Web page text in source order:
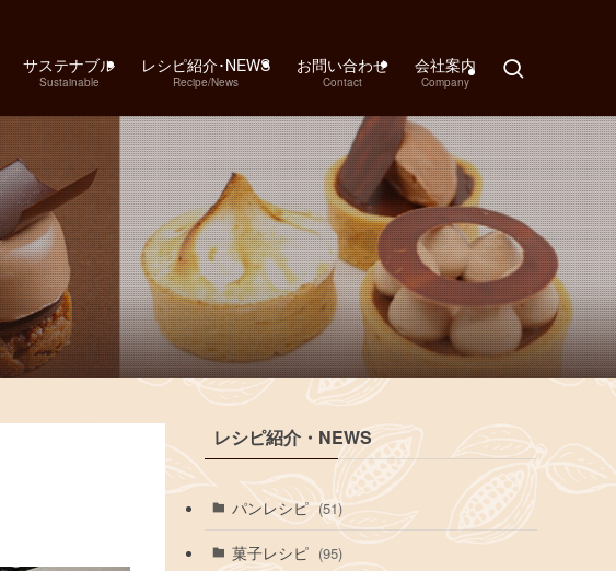
サステナブル
Sustainable
レシピ紹介･NEWS
Recipe/News
お問い合わせ
Contact
会社案内
Company
レシピ紹介・NEWS
パンレシピ (51)
菓子レシピ (95)